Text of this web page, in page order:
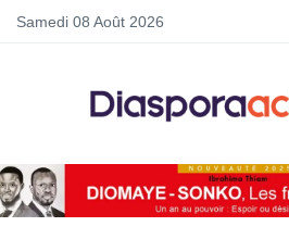
Samedi 08 Août 2026